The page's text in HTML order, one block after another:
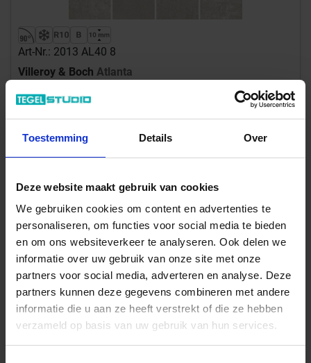
Toestemming Details Over
Deze website maakt gebruik van cookies
We gebruiken cookies om content en advertenties te
personaliseren, om functies voor social media te bieden
en om ons websiteverkeer te analyseren. Ook delen we
informatie over uw gebruik van onze site met onze
partners voor social media, adverteren en analyse. Deze
partners kunnen deze gegevens combineren met andere
informatie die u aan ze heeft verstrekt of die ze hebben
verzameld op basis van uw gebruik van hun services.
Art-Nr.: 2013 AL40 8
Villeroy & Boch Atlanta
125,68 €/m²
116,01 €
Wordt voor je besteld
Levertijd 10-15 werkdagen, verzendtijd 5-7 werkdagen